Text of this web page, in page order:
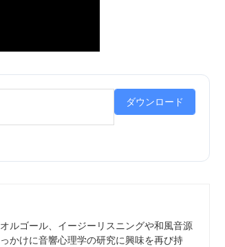
ダウンロード
ルゴール、イージーリスニングや和風音源
かけに音響心理学の研究に興味を再び持